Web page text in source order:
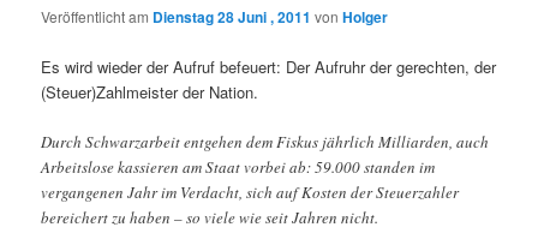
Veröffentlicht am Dienstag 28 Juni , 2011 vonHolger
Es wird wieder der Aufruf befeuert: Der Aufruhr der gerechten, der
(Steuer)Zahlmeister der Nation.
Durch Schwarzarbeit entgehen dem Fiskus jährlich Milliarden, auch
Arbeitslose kassieren am Staat vorbei ab: 59.000 standen im
vergangenen Jahr im Verdacht, sich auf Kosten der Steuerzahler
bereichert zu haben – so viele wie seit Jahren nicht.